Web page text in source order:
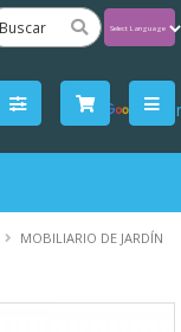
by
MOBILIARIO DE JARDÍN